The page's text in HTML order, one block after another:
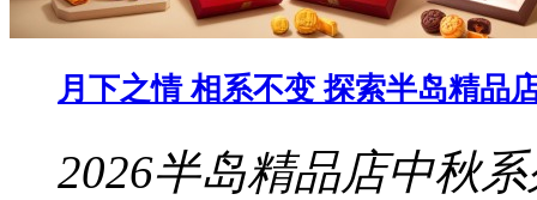
月下之情 相系不变 探索半岛精品
2026半岛精品店中秋